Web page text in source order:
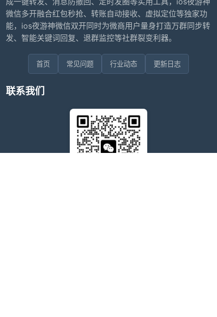
微信多开融合红包秒抢、转账自动接收、虚拟定位等独家功
能，ios夜游神微信双开同时为微商用户量身打造万群同步转
发、智能关键词回复、退群监控等社群裂变利器。
首页 常见问题 行业动态 更新日志
联系我们